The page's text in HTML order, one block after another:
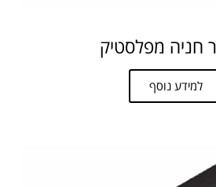
חניה מפלסטיק
למידע נוסף